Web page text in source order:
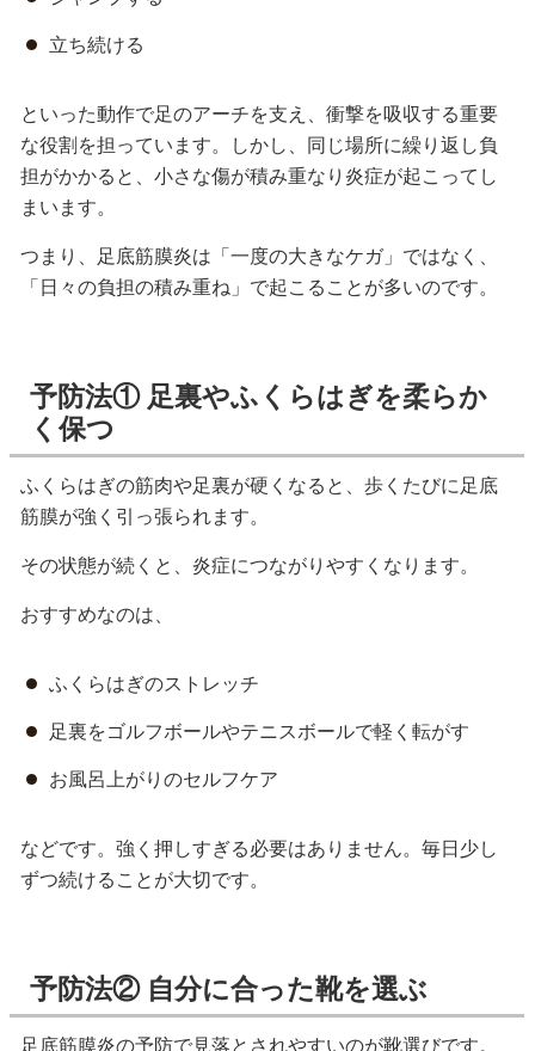
立ち続ける
といった動作で足のアーチを支え、衝撃を吸収する重要
な役割を担っています。しかし、同じ場所に繰り返し負
担がかかると、小さな傷が積み重なり炎症が起こってし
まいます。
つまり、足底筋膜炎は「一度の大きなケガ」ではなく、
「日々の負担の積み重ね」で起こることが多いのです。
予防法① 足裏やふくらはぎを柔らか
く保つ
ふくらはぎの筋肉や足裏が硬くなると、歩くたびに足底
筋膜が強く引っ張られます。
その状態が続くと、炎症につながりやすくなります。
おすすめなのは、
ふくらはぎのストレッチ
足裏をゴルフボールやテニスボールで軽く転がす
お風呂上がりのセルフケア
などです。強く押しすぎる必要はありません。毎日少し
ずつ続けることが大切です。
予防法② 自分に合った靴を選ぶ
足底筋膜炎の予防で見落とされやすいのが靴選びです。